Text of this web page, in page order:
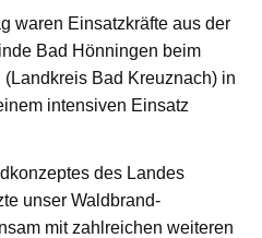
waren Einsatzkräfte aus der
Bad Hönningen beim
Bad Kreuznach) in
intensiven Einsatz
des Landes
unser Waldbrand-
mit zahlreichen weiteren